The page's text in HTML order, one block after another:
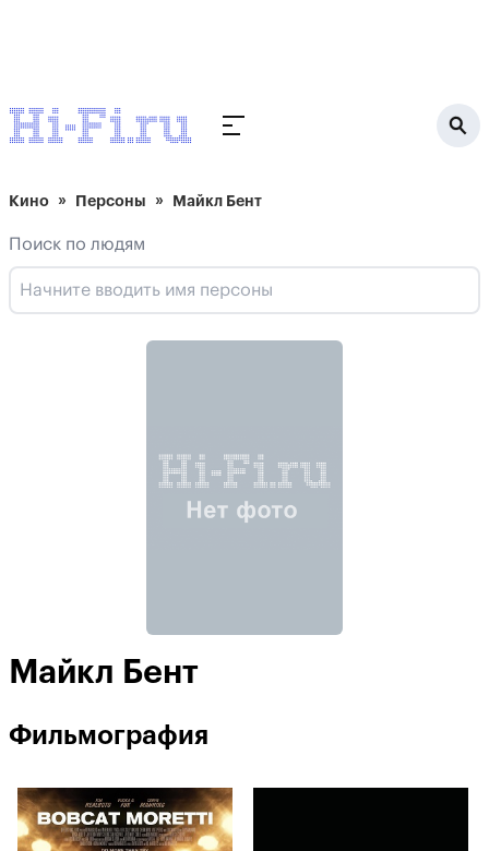
Кино Персоны Майкл Бент
Поиск по людям
Майкл Бент
Фильмография